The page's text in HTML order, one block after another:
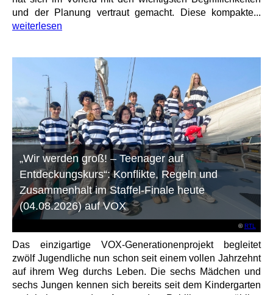
und der Planung vertraut gemacht. Diese kompakte...
weiterlesen
©RTL
„Wir werden groß! – Teenager auf
Entdeckungskurs“: Konflikte, Regeln und
Zusammenhalt im Staffel-Finale heute
(04.08.2026) auf VOX
Das einzigartige VOX-Generationenprojekt begleitet
zwölf Jugendliche nun schon seit einem vollen Jahrzehnt
auf ihrem Weg durchs Leben. Die sechs Mädchen und
sechs Jungen kennen sich bereits seit dem Kindergarten